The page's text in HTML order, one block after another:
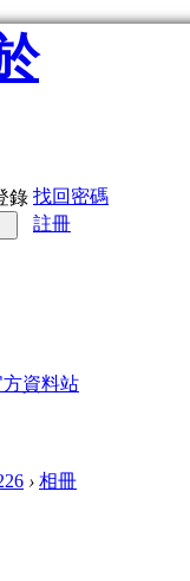
錄 找回密碼
註冊
資料站
› 相冊